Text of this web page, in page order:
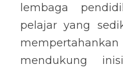
lembaga
pelajar yang
mendukung